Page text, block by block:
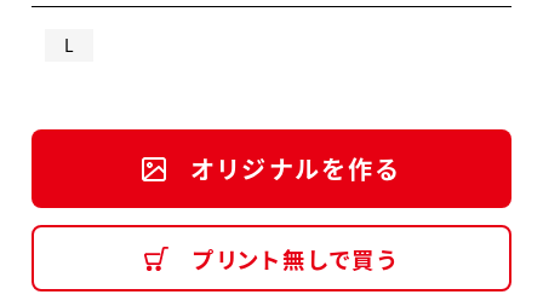
L
オリジナルを作る
プリント無しで買う